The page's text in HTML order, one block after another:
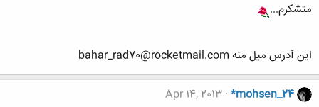
متشکرم...
این آدرس میل منه bahar_rad70@rocketmail.com
*mohsen_24
Apr 14, 2013